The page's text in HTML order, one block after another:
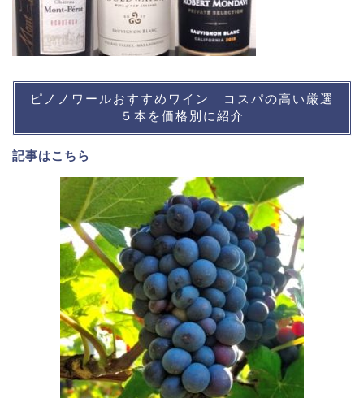
ピノノワールおすすめワイン コスパの高い厳選
５本を価格別に紹介
記事はこちら
想い出に残るワイン
レストランなど
ワインイベントなど